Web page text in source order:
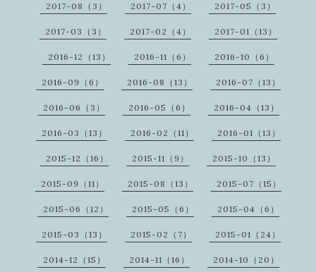
2017-08（3） 2017-07（4） 2017-05（3）
2017-03（3） 2017-02（4） 2017-01（13）
2016-12（13） 2016-11（6） 2016-10（6）
2016-09（6） 2016-08（13） 2016-07（13）
2016-06（3） 2016-05（6） 2016-04（13）
2016-03（13） 2016-02（11） 2016-01（13）
2015-12（16） 2015-11（9） 2015-10（13）
2015-09（11） 2015-08（13） 2015-07（15）
2015-06（12） 2015-05（6） 2015-04（6）
2015-03（13） 2015-02（7） 2015-01（24）
2014-12（15） 2014-11（16） 2014-10（20）